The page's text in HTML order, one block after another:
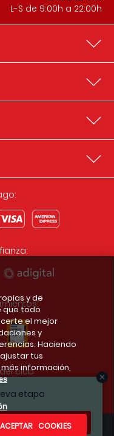
etapa
L-S de 9:00h a 22:00h
club
y de
que todo
el mejor
y
Haciendo
tus
información,
ACEPTAR COOKIES